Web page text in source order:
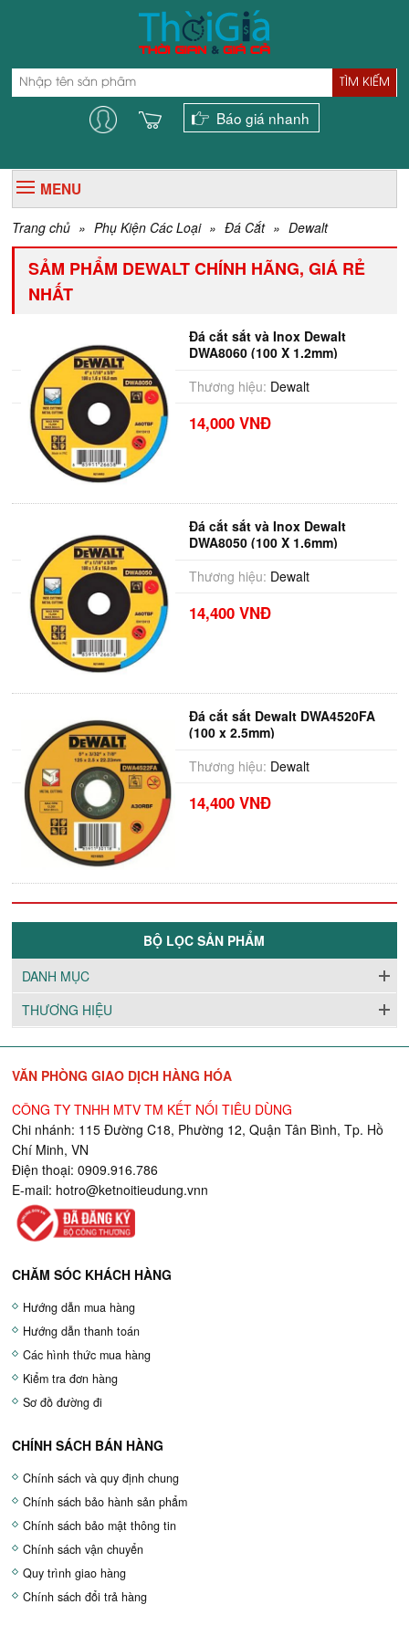
TÌM KIẾM
Báo giá nhanh
MENU
Trang chủ » Phụ Kiện Các Loại » Đá Cắt » Dewalt
SẢM PHẨM DEWALT CHÍNH HÃNG, GIÁ RẺ
NHẤT
Đá cắt sắt và Inox Dewalt
DWA8060 (100 X 1.2mm)
Thương hiệu: Dewalt
14,000 VNĐ
Đá cắt sắt và Inox Dewalt
DWA8050 (100 X 1.6mm)
Thương hiệu: Dewalt
14,400 VNĐ
Đá cắt sắt Dewalt DWA4520FA
(100 x 2.5mm)
Thương hiệu: Dewalt
14,400 VNĐ
BỘ LỌC SẢN PHẨM
DANH MỤC
THƯƠNG HIỆU
VĂN PHÒNG GIAO DỊCH HÀNG HÓA
CÔNG TY TNHH MTV TM KẾT NỐI TIÊU DÙNG
Chi nhánh: 115 Đường C18, Phường 12, Quận Tân Bình, Tp. Hồ
Chí Minh, VN
Điện thoại: 0909.916.786
E-mail: hotro@ketnoitieudung.vnn
CHĂM SÓC KHÁCH HÀNG
Hướng dẫn mua hàng
Hướng dẫn thanh toán
Các hình thức mua hàng
Kiểm tra đơn hàng
Sơ đồ đường đi
CHÍNH SÁCH BÁN HÀNG
Chính sách và quy định chung
Chính sách bảo hành sản phẩm
Chính sách bảo mật thông tin
Chính sách vận chuyển
Quy trình giao hàng
Chính sách đổi trả hàng